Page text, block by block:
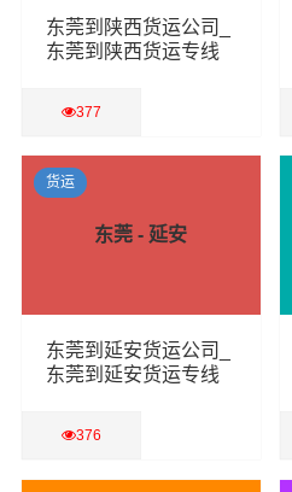
东莞到陕西货运公司_
东莞到陕西货运专线
377
查看详细
东莞 - 延安
东莞到延安货运公司_
东莞到延安货运专线
376
查看详细
货运